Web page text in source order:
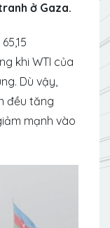
ở Gaza.
khi WTI của
Dù vậy,
đều tăng
mạnh vào